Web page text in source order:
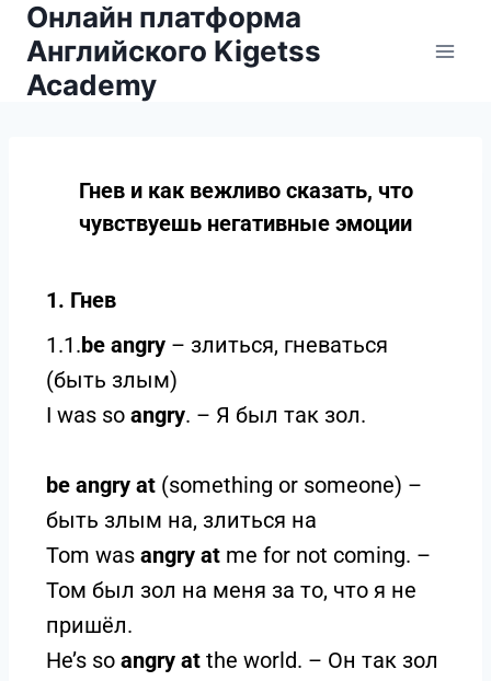
Онлайн платформа
Английского Kigetss
Academy
Гнев и как вежливо сказать, что
чувствуешь негативные эмоции
1. Гнев
1.1.be angry – злиться, гневаться
(быть злым)
I was so angry. – Я был так зол.
be angry at (something or someone) –
быть злым на, злиться на
Tom was angry at me for not coming. –
Том был зол на меня за то, что я не
пришёл.
He’s so angry at the world. – Он так зол